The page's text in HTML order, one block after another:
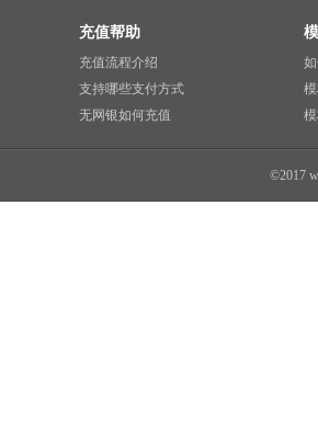
充值帮助
充值流程介绍
支持哪些支付方式
无网银如何充值
©2017